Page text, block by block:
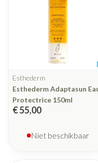
Esthederm
Esthederm Adaptasun
Protectrice 150ml
€ 55,00
Niet beschikbaar